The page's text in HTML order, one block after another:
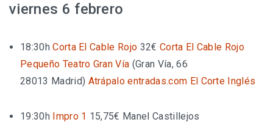
viernes 6 febrero
18:30h Corta El Cable Rojo 32€ Corta El Cable Rojo
Pequeño Teatro Gran Vía (Gran Vía, 66
28013 Madrid) Atrápalo entradas.com El Corte Inglés
19:30h Impro 1 15,75€ Manel Castillejos